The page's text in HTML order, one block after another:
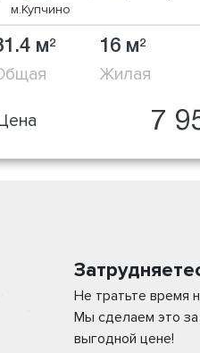
м.Купчино
м2 16 м2
Жилая
7
Не тратьте время
Мы сделаем это за
выгодной цене!